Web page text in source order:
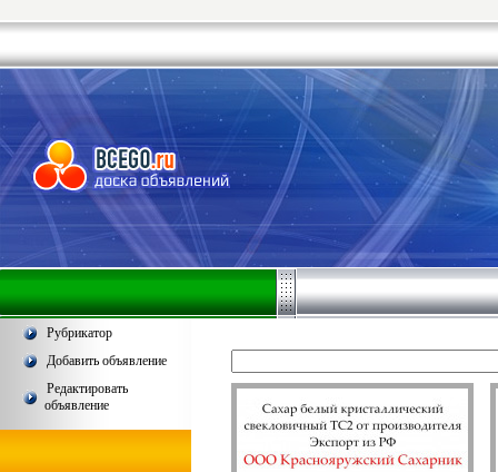
Рубрикатор
Добавить объявление
Редактировать
объявление